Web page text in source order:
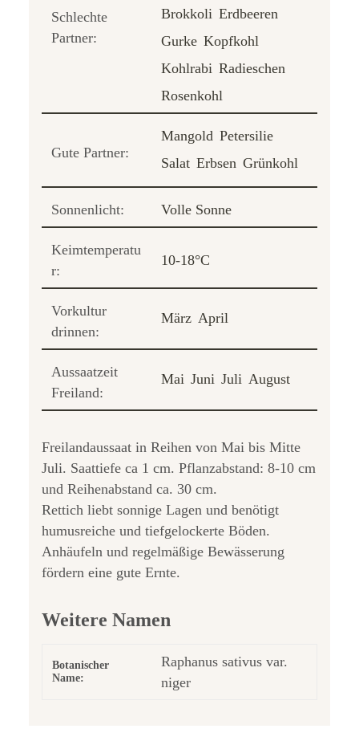
Schlechte
Partner:
Brokkoli Erdbeeren
Gurke Kopfkohl
Kohlrabi Radieschen
Rosenkohl
Gute Partner:
Mangold Petersilie
Salat Erbsen Grünkohl
Sonnenlicht: Volle Sonne
Keimtemperatu
r:
10-18°C
Vorkultur
drinnen:
März April
Aussaatzeit
Freiland:
Mai Juni Juli August
Freilandaussaat in Reihen von Mai bis Mitte
Juli. Saattiefe ca 1 cm. Pflanzabstand: 8-10 cm
und Reihenabstand ca. 30 cm.
Rettich liebt sonnige Lagen und benötigt
humusreiche und tiefgelockerte Böden.
Anhäufeln und regelmäßige Bewässerung
fördern eine gute Ernte.
Weitere Namen
Botanischer
Name:
Raphanus sativus var.
niger